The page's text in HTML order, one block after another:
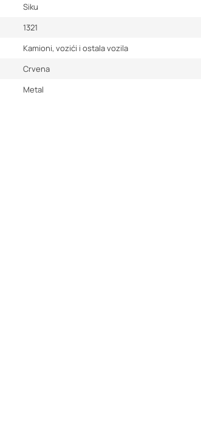
Siku
1321
Kamioni, vozići i ostala vozila
Crvena
Metal